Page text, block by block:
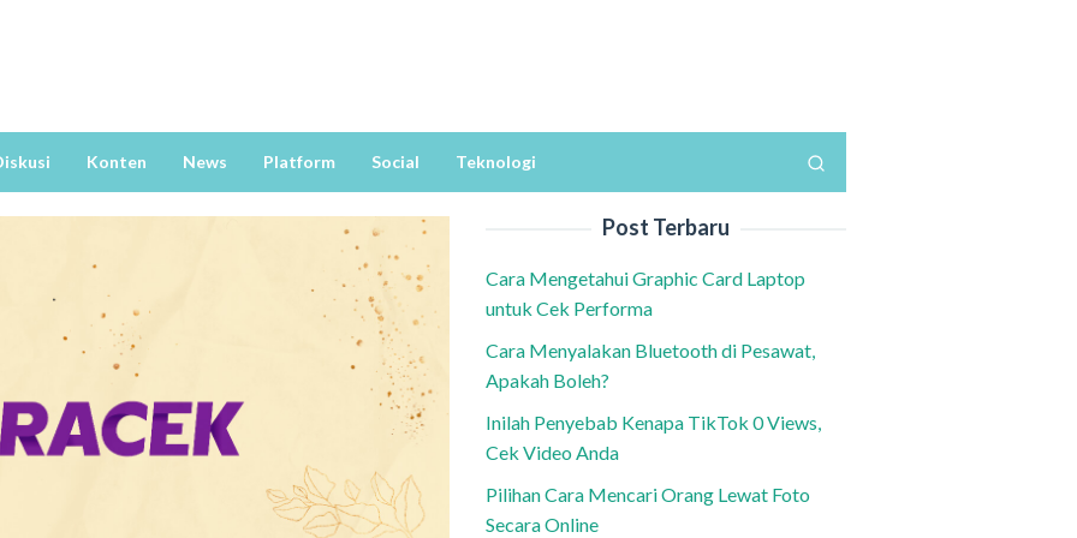
Konten News Platform Social Teknologi
Post Terbaru
Cara Mengetahui Graphic Card Laptop
untuk Cek Performa
Cara Menyalakan Bluetooth di Pesawat,
Apakah Boleh?
Inilah Penyebab Kenapa TikTok 0 Views,
Cek Video Anda
Pilihan Cara Mencari Orang Lewat Foto
Secara Online